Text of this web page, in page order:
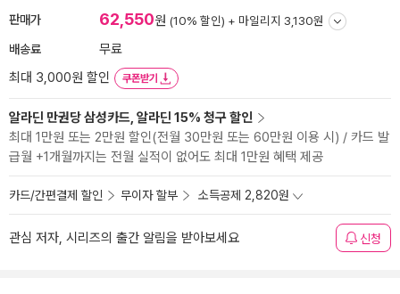
판매가 62,550원 (10% 할인) + 마일리지 3,130원
배송료
무료
최대 3,000원 할인
쿠폰받기
알라딘 만권당 삼성카드, 알라딘 15% 청구 할인
최대 1만원 또는 2만원 할인(전월 30만원 또는 60만원 이용 시) / 카드 발
급월 +1개월까지는 전월 실적이 없어도 최대 1만원 혜택 제공
카드/간편결제 할인 무이자 할부 소득공제 2,820원
관심 저자, 시리즈의 출간 알림을 받아보세요 신청